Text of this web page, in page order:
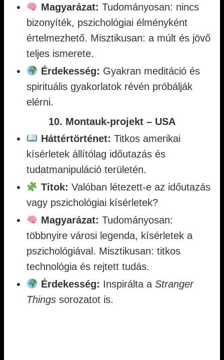
Magyarázat: Tudományosan: nincs
bizonyíték, pszichológiai élményként
értelmezhető. Misztikusan: a múlt és jövő
teljes ismerete.
Érdekesség: Gyakran meditáció és
spirituális gyakorlatok révén próbálják
elérni.
10. Montauk-projekt – USA
Háttértörténet: Titkos amerikai
kísérletek állítólag időutazás és
tudatmanipuláció területén.
Titok: Valóban létezett-e az időutazás
vagy pszichológiai kísérletek?
Magyarázat: Tudományosan:
többnyire városi legenda, kísérletek a
pszichológiával. Misztikusan: titkos
technológia és rejtett tudás.
Érdekesség: Inspirálta a Stranger
Things sorozatot is.